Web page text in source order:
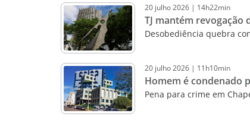
20 julho2026 | 14h22min
TJ mantém
Desobediência quebra
20 julho2026 | 11h10min
Homem é condenado
Pena para crime em